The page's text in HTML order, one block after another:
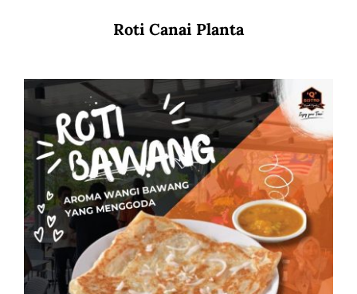
Roti Canai Planta